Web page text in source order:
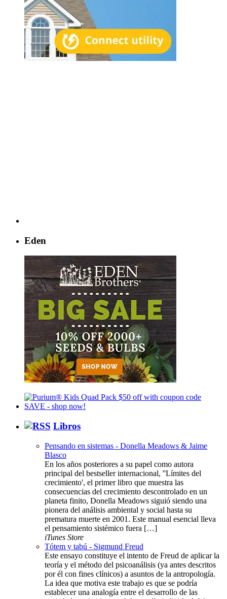
Eden
Libros
Pensando en sistemas - Donella Meadows & Jaime
Blasco
En los años posteriores a su papel como autora
principal del bestseller internacional, ''Límites del
crecimiento', el primer libro que muestra las
consecuencias del crecimiento descontrolado en un
planeta finito, Donella Meadows siguió siendo una
pionera del análisis ambiental y social hasta su
prematura muerte en 2001. Este manual esencial lleva
el pensamiento sistémico fuera […]
iTunes Store
Tótem y tabú - Sigmund Freud
Este ensayo constituye el intento de Freud de aplicar la
teoría y el método del psicoanálisis (ya antes descritos
por él con fines clínicos) a asuntos de la antropología.
La idea que motiva este trabajo es que se podría
establecer una analogía entre el desarrollo de las